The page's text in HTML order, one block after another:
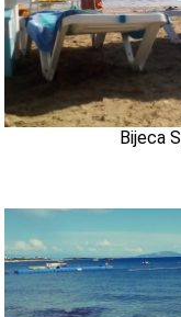
Incontra Croazia
musei
Bijeca